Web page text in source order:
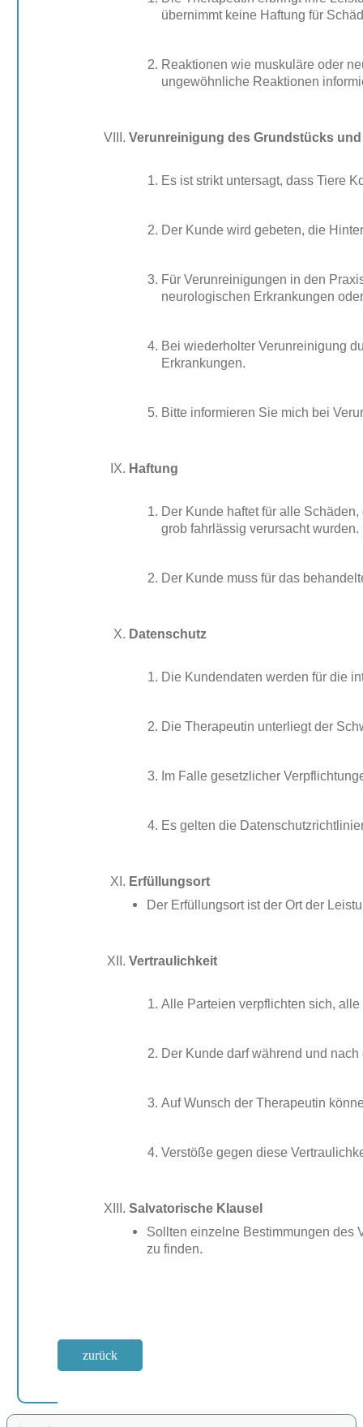
übernimmt keine Haftung für
Reaktionen wie muskuläre oder
ungewöhnliche Reaktionen
Verunreinigung des Grundstücks
Es ist strikt untersagt, dass Tiere
Der Kunde wird gebeten, die
Für Verunreinigungen in den
neurologischen Erkrankungen
Bei wiederholter Verunreinigung
Erkrankungen.
Bitte informieren Sie mich bei
Haftung
Der Kunde haftet für alle
grob fahrlässig verursacht wurden.
Der Kunde muss für das
Datenschutz
Die Kundendaten werden für die
Die Therapeutin unterliegt der
Im Falle gesetzlicher
Es gelten die
Erfüllungsort
Der Erfüllungsort ist der Ort der
Vertraulichkeit
Alle Parteien verpflichten sich,
Der Kunde darf während und
Auf Wunsch der Therapeutin
Verstöße gegen diese
Salvatorische Klausel
Sollten einzelne Bestimmungen des
zu finden.
zurück